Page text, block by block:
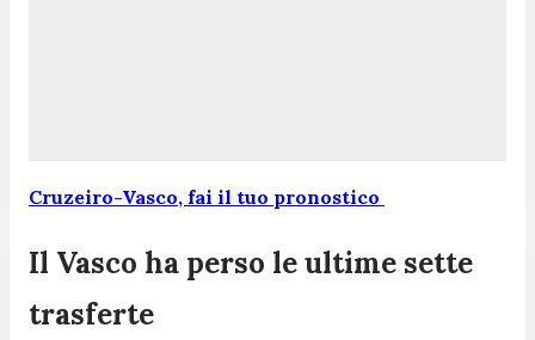
Cruzeiro-Vasco, fai il tuo pronostico
Il Vasco ha perso le ultime sette
trasferte